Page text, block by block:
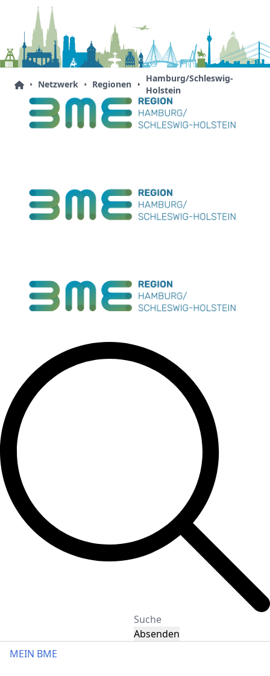
Netzwerk Regionen
Hamburg/Schleswig-
Holstein
Absenden
MEIN BME